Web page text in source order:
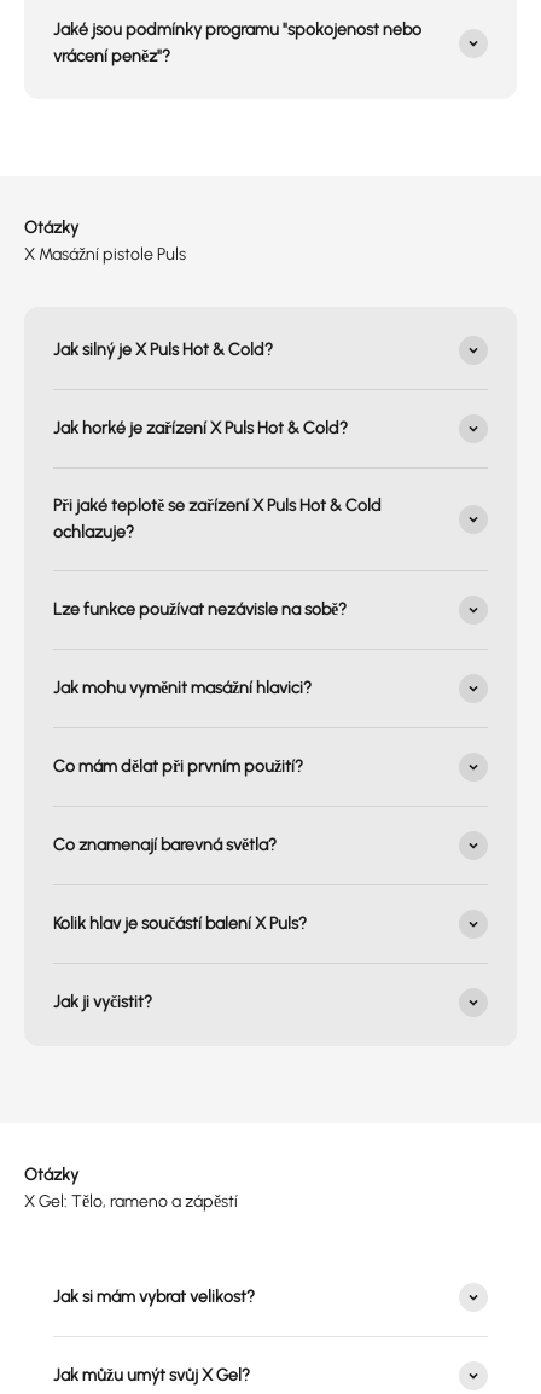
Jaké jsou podmínky programu "spokojenost nebo
vrácení peněz"?
Otázky
X Masážní pistole Puls
Jak silný je X Puls Hot & Cold?
Jak horké je zařízení X Puls Hot & Cold?
Při jaké teplotě se zařízení X Puls Hot & Cold
ochlazuje?
Lze funkce používat nezávisle na sobě?
Jak mohu vyměnit masážní hlavici?
Co mám dělat při prvním použití?
Co znamenají barevná světla?
Kolik hlav je součástí balení X Puls?
Jak ji vyčistit?
Otázky
X Gel: Tělo, rameno a zápěstí
Jak si mám vybrat velikost?
Jak můžu umýt svůj X Gel?